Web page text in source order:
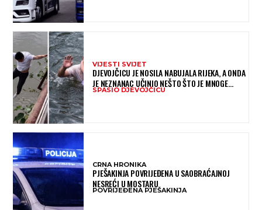
VIJESTI SVIJET
DJEVOJČICU JE NOSILA NABUJALA RIJEKA, A ONDA
JE NEZNANAC UČINIO NEŠTO ŠTO JE MNOGE
OSTAVILO BEZ RIJEČI
SPASIO DJEVOJČICU
CRNA HRONIKA
PJEŠAKINJA POVRIJEĐENA U SAOBRAĆAJNOJ
NESREĆI U MOSTARU
POVRIJEĐENA PJEŠAKINJA